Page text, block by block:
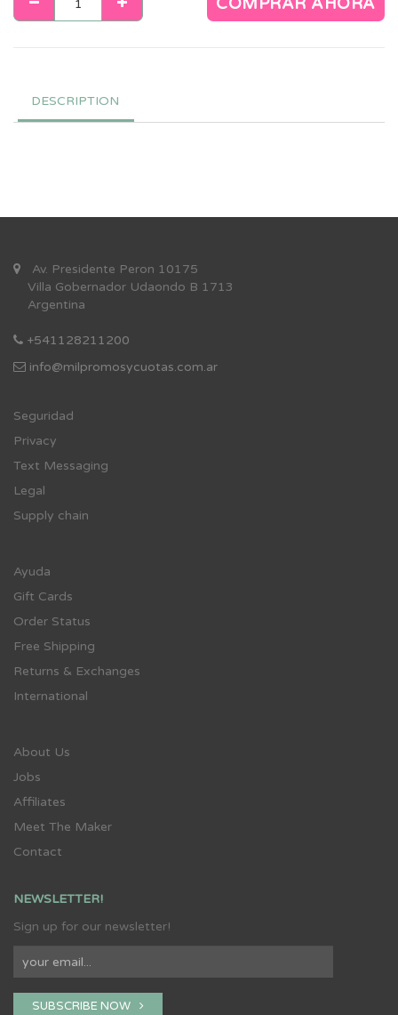
COMPRAR AHORA
DESCRIPTION
Av. Presidente Peron 10175
Villa Gobernador Udaondo B 1713
Argentina
+541128211200
info@milpromosycuotas.com.ar
Seguridad
Privacy
Text Messaging
Legal
Supply chain
Ayuda
Gift Cards
Order Status
Free Shipping
Returns & Exchanges
International
About Us
Jobs
Affiliates
Meet The Maker
Contact
NEWSLETTER!
Sign up for our newsletter!
SUBSCRIBE NOW